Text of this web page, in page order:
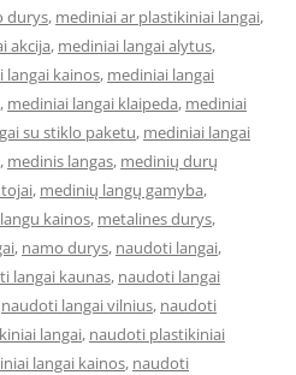
durys, mediniai ar plastikiniai langai,
akcija, mediniai langai alytus,
langai kainos, mediniai langai
, mediniai langai klaipeda, mediniai
su stiklo paketu, mediniai langai
, medinis langas, medinių durų
, medinių langų gamyba,
kainos, metalines durys,
, namo durys, naudoti langai,
langai kaunas, naudoti langai
naudoti langai vilnius, naudoti
langai, naudoti plastikiniai
langai kainos, naudoti